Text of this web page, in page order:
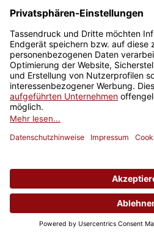
Newsletter